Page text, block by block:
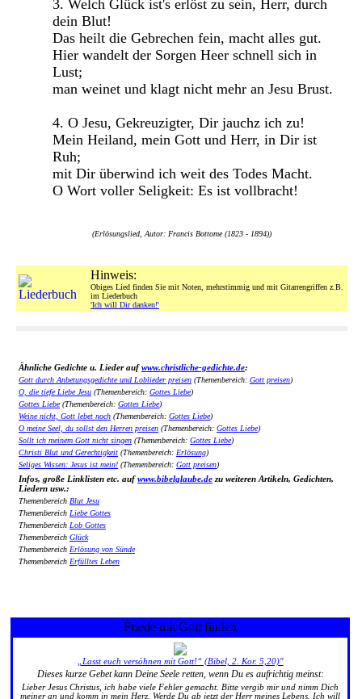
3. Welch Glück ist's erlöst zu sein, Herr, durch
dein Blut!
Das heilt die Gebrechen fein, macht alles gut.
Hier wandelt der Sorgen Heer schnell sich in
Lust;
man weinet und klagt nicht mehr an Jesu Brust.
4. O Jesu, Gekreuzigter, Dir jauchz ich zu!
Mein Heiland, mein Gott und Herr, in Dir ist
Ruh;
mit Dir überwind ich weit des Todes Macht.
O Wort voller Seligkeit: Es ist vollbracht!
(Erlösungslied, Autor: Francis Bottome (1823 - 1894))
Hinweis:
Obiges Lied finden Sie mit Noten, mehrstimmig und mit Gitarrengriffen z.B.
im Liederbuch
'Ich will Dir danken!'
Ähnliche Gedichte u. Lieder aufwww.christliche-gedichte.de:
Gott durch Anbetungsgedichte und Loblieder preisen (Themenbereich: Gott preisen)
O, die tiefe Liebe Jesu (Themenbereich: Gottes Liebe)
Gottes Liebe(Themenbereich: Gottes Liebe)
Weine nicht, Gott lebet noch (Themenbereich: Gottes Liebe)
O meine Seel, du sollst den Herren preisen (Themenbereich: Gottes Liebe)
Sollt ich meinem Gott nicht singen (Themenbereich: Gottes Liebe)
Christi Blut und Gerechtigkeit (Themenbereich: Erlösung)
Seliges Wissen: Jesus ist mein! (Themenbereich: Gott preisen)
Infos, große Linklisten etc. aufwww.bibelglaube.de zu weiteren Artikeln, Gedichten,
Liedern usw.:
Themenbereich Blut Jesu
Themenbereich Liebe Gottes
Themenbereich Lob Gottes
Themenbereich Glück
Themenbereich Erlösung von Sünde
Themenbereich Erfülltes Leben
Friede mit Gott finden
„Lasst euch versöhnen mit Gott!“ (Bibel, 2. Kor. 5,20)"
Dieses kurze Gebet kann Deine Seele retten, wenn Du es aufrichtig meinst:
Lieber Jesus Christus, ich habe viele Fehler gemacht. Bitte vergib mir und nimm Dich
meiner an und komm in mein Herz. Werde Du ab jetzt der Herr meines Lebens. Ich will